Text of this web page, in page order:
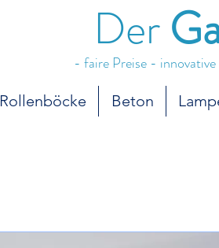
Der
- faire Preise -
Rollenböcke Beton